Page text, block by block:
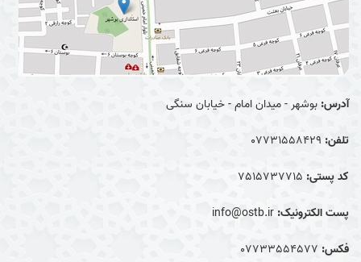
آدرس: بوشهر - میدان امام - خیابان سنگی
تلفن: 07731558429
کد پستی: 7515737715
پست الکترونیک: info@ostb.ir
فکس: 07733554577